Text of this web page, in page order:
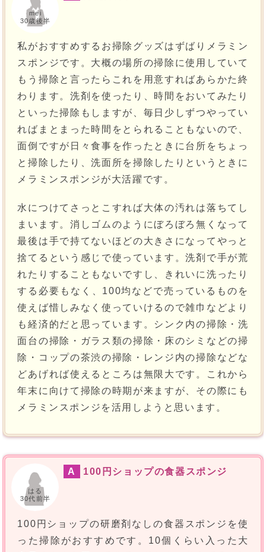
mei
30歳後半
私がおすすめするお掃除グッズはずばりメラミン
スポンジです。大概の場所の掃除に使用していて
もう掃除と言ったらこれを用意すればあらかた終
わります。洗剤を使ったり、時間をおいてみたり
といった掃除もしますが、毎日少しずつやってい
ればまとまった時間をとられることもないので、
面倒ですが日々食事を作ったときに台所をちょっ
と掃除したり、洗面所を掃除したりというときに
メラミンスポンジが大活躍です。
水につけてさっとこすれば大体の汚れは落ちてし
まいます。消しゴムのようにぼろぼろ無くなって
最後は手で持てないほどの大きさになってやっと
捨てるという感じで使っています。洗剤で手が荒
れたりすることもないですし、きれいに洗ったり
する必要もなく、100均などで売っているものを
使えば惜しみなく使っていけるので雑巾などより
も経済的だと思っています。シンク内の掃除・洗
面台の掃除・ガラス類の掃除・床のシミなどの掃
除・コップの茶渋の掃除・レンジ内の掃除などな
どあげれば使えるところは無限大です。これから
年末に向けて掃除の時期が来ますが、その際にも
メラミンスポンジを活用しようと思います。
はる
30代前半
A 100円ショップの食器スポンジ
100円ショップの研磨剤なしの食器スポンジを使
った掃除がおすすめです。10個くらい入った大